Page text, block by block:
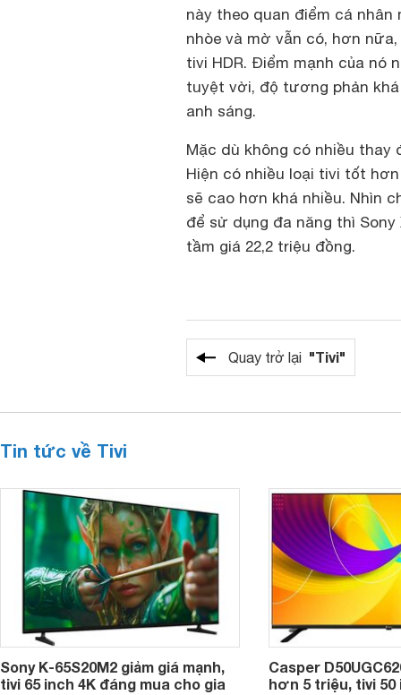
này theo quan điểm cá
nhòe và mờ vẫn có, hơn
tivi HDR. Điểm mạnh của nó
tuyệt vời, độ tương phản
anh sáng.
Mặc dù không có nhiều thay
Hiện có nhiều loại tivi tốt
sẽ cao hơn khá nhiều. Nhìn
để sử dụng đa năng thì
tầm giá 22,2 triệu đồng.
Quay trở lại "Tivi"
Tin tức về Tivi
Sony K-65S20M2 giảm giá mạnh,
tivi 65 inch 4K đáng mua cho gia
Casper
hơn 5 triệu, tivi 50